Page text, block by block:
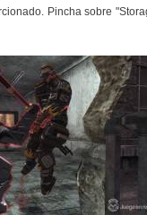
Pincha sobre